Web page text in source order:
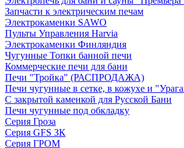
Запчасти к электрическим печам
Электрокаменки SAWO
Пульты Управления Harvia
Электрокаменки Финляндия
Чугунные Топки банной печи
Коммерческие печи для бани
Печи "Тройка" (РАСПРОДАЖА)
Печи чугунные в сетке, в кожухе и
С закрытой каменкой для Русской Бани
Печи чугунные под обкладку
Серия Гроза
Серия GFS ЗК
Серия ГРОМ